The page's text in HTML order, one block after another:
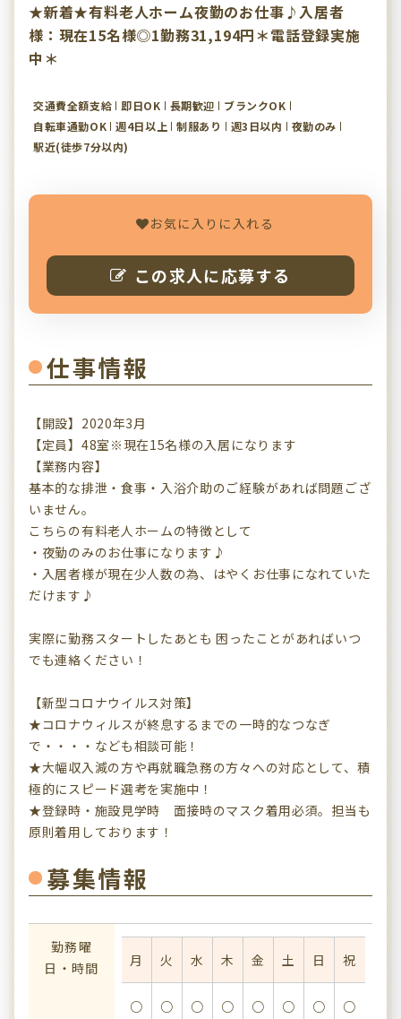
★新着★有料老人ホーム夜勤のお仕事♪入居者
様：現在15名様◎1勤務31,194円＊電話登録実施
中＊
交通費全額支給 即日OK 長期歓迎
ブランクOK
自転車通勤OK
週4日以上 制服あり 週3日以内
夜勤のみ
駅近(徒歩7分以内)
お気に入りに入れる
この求人に応募する
仕事情報
【開設】2020年3月
【定員】48室※現在15名様の入居になります
【業務内容】
基本的な排泄・食事・入浴介助のご経験があれば問題ござ
いません。
こちらの有料老人ホームの特徴として
・夜勤のみのお仕事になります♪
・入居者様が現在少人数の為、はやくお仕事になれていた
だけます♪
実際に勤務スタートしたあとも 困ったことがあればいつ
でも連絡ください！
【新型コロナウイルス対策】
★コロナウィルスが終息するまでの一時的なつなぎ
で・・・・なども相談可能！
★大幅収入減の方や再就職急務の方々への対応として、積
極的にスピード選考を実施中！
★登録時・施設見学時 面接時のマスク着用必須。担当も
原則着用しております！
募集情報
勤務曜
日・時間
月 火 水 木 金 土 日 祝
○ ○ ○ ○ ○ ○ ○ ○